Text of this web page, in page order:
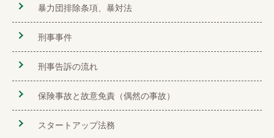
暴力団排除条項、暴対法
刑事事件
刑事告訴の流れ
保険事故と故意免責（偶然の事故）
スタートアップ法務